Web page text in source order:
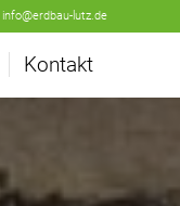
info@erdbau-lutz.de
Kontakt